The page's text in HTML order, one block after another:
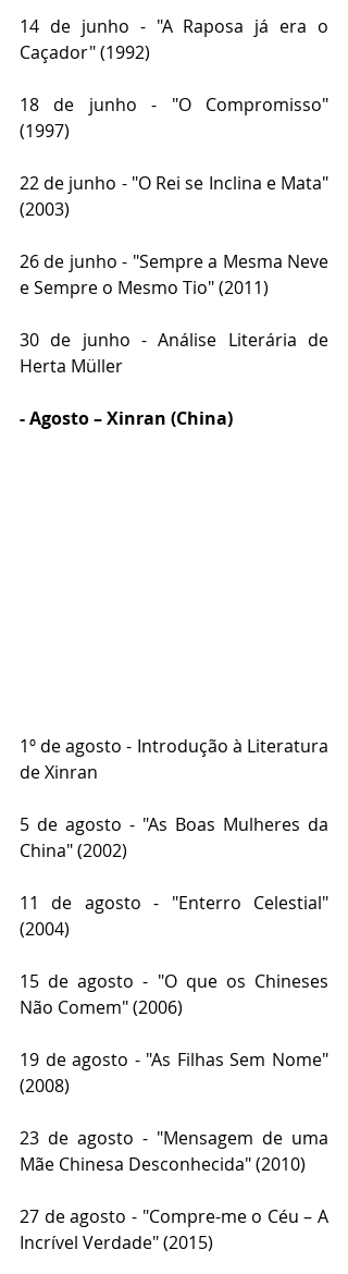
14 de junho - "A Raposa já era o
Caçador" (1992)
18 de junho - "O Compromisso"
(1997)
22 de junho - "O Rei se Inclina e Mata"
(2003)
26 de junho - "Sempre a Mesma Neve
e Sempre o Mesmo Tio" (2011)
30 de junho - Análise Literária de
Herta Müller
- Agosto – Xinran (China)
1º de agosto - Introdução à Literatura
de Xinran
5 de agosto - "As Boas Mulheres da
China" (2002)
11 de agosto - "Enterro Celestial"
(2004)
15 de agosto - "O que os Chineses
Não Comem" (2006)
19 de agosto - "As Filhas Sem Nome"
(2008)
23 de agosto - "Mensagem de uma
Mãe Chinesa Desconhecida" (2010)
27 de agosto - "Compre-me o Céu – A
Incrível Verdade" (2015)